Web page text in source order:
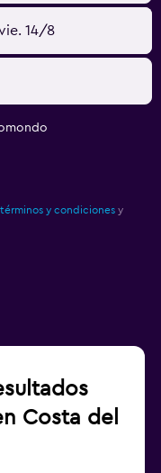
14/8
términos y condiciones y
Costa del